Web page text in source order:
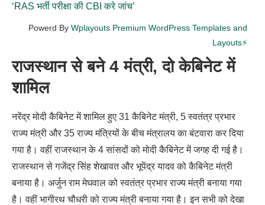
‘RAS भर्ती परीक्षा की CBI करे जांच’
Powerd By Wplayouts Premium WordPress Templates and
Layouts⚡
राजस्थान से बने 4 मंत्री, दो केबिनेट में
शामिल
नरेंद्र मोदी कैबिनेट में शामिल हुए 31 कैबिनेट मंत्री, 5 स्वतंत्र प्रभार
राज्य मंत्री और 35 राज्य मंत्रियों के बीच मंत्रालय का बंटवारा कर दिया
गया है। वहीं राजस्थान के 4 सांसदों को मोदी कैबिनेट में जगह दी गई है।
राजस्थान से गजेंद्र सिंह शेखावत और भूपेंद्र यादव को कैबिनेट मंत्री
बनाया है। अर्जुन राम मेघवाल को स्वतंत्र प्रभार राज्य मंत्री बनाया गया
है। वहीं भागीरथ चौधरी को राज्य मंत्री बनाया गया है। इन सभी को देखा